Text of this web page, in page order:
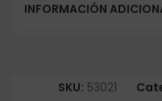
INFORMACIÓN
SKU: 53021